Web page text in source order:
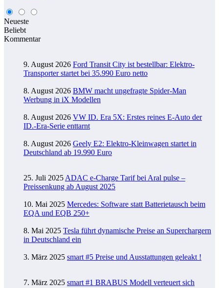
Neueste
Beliebt
Kommentar
9. August 2026 Ford Transit City ist bestellbar: Elektro-
Transporter startet bei 35.990 Euro netto
8. August 2026 BMW macht ungefragte Spider-Man
Werbung in iX Modellen
8. August 2026 VW ID. Era 5X: Erstes reines E-Auto der
ID.-Era-Serie enttarnt
8. August 2026 Geely E2: Elektro-Kleinwagen startet in
Deutschland ab 19.990 Euro
25. Juli 2025 ADAC e-Charge Tarif bei Aral pulse –
Preissenkung ab August 2025
10. Mai 2025 Mercedes: Software statt Batterietausch beim
EQA und EQB 250+
8. Mai 2025 Tesla führt dynamische Preise an Superchargern
in Deutschland ein
3. März 2025 smart #5 Preise und Ausstattungen geleakt !
7. März 2025 smart #1 BRABUS Modell verteuert sich